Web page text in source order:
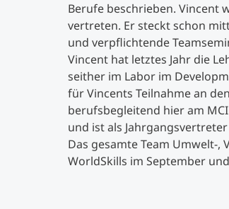
Berufe beschrieben. Vincent
vertreten. Er steckt schon
und verpflichtende
Vincent hat letztes Jahr die
seither im Labor im
für Vincents Teilnahme an
berufsbegleitend hier am
und ist als
Das gesamte Team Umwelt-
WorldSkills im September